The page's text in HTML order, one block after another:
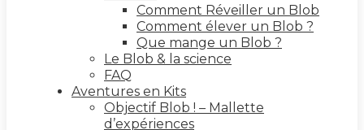
Comment Réveiller un Blob
Comment élever un Blob ?
Que mange un Blob ?
Le Blob & la science
FAQ
Aventures en Kits
Objectif Blob ! – Mallette
d’expériences